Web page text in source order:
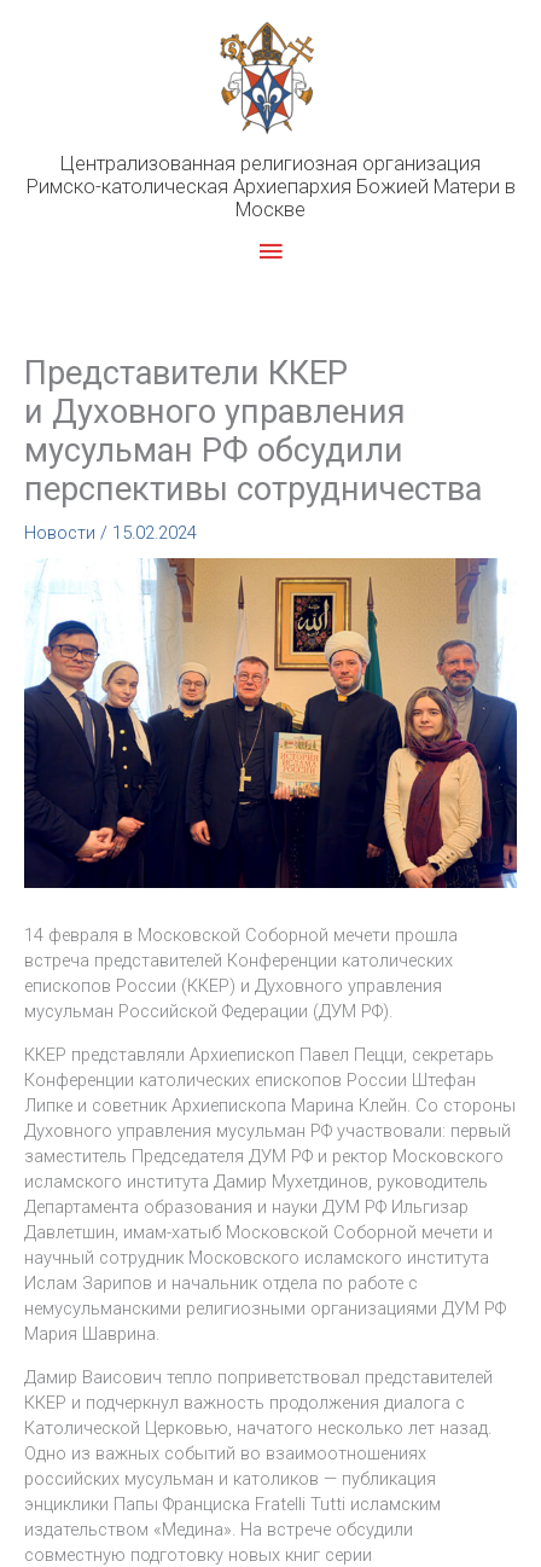
Централизованная религиозная организация
Римско-католическая Архиепархия Божией Матери в
Москве
Главное
Представители ККЕР
и Духовного управления
мусульман РФ обсудили
перспективы сотрудничества
Новости / 15.02.2024
14 февраля в Московской Соборной мечети прошла
встреча представителей Конференции католических
епископов России (ККЕР) и Духовного управления
мусульман Российской Федерации (ДУМ РФ).
ККЕР представляли Архиепископ Павел Пецци, секретарь
Конференции католических епископов России Штефан
Липке и советник Архиепископа Марина Клейн. Со стороны
Духовного управления мусульман РФ участвовали: первый
заместитель Председателя ДУМ РФ и ректор Московского
исламского института Дамир Мухетдинов, руководитель
Департамента образования и науки ДУМ РФ Ильгизар
Давлетшин, имам-хатыб Московской Соборной мечети и
научный сотрудник Московского исламского института
Ислам Зарипов и начальник отдела по работе с
немусульманскими религиозными организациями ДУМ РФ
Мария Шаврина.
Дамир Ваисович тепло поприветствовал представителей
ККЕР и подчеркнул важность продолжения диалога с
Католической Церковью, начатого несколько лет назад.
Одно из важных событий во взаимоотношениях
российских мусульман и католиков — публикация
энциклики Папы Франциска Fratelli Tutti исламским
издательством «Медина». На встрече обсудили
совместную подготовку новых книг серии